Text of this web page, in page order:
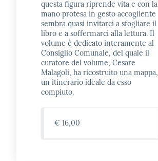
questa figura riprende vita e con la
mano protesa in gesto accogliente
sembra quasi invitarci a sfogliare il
libro e a soffermarci alla lettura. Il
volume è dedicato interamente al
Consiglio Comunale, del quale il
curatore del volume, Cesare
Malagoli, ha ricostruito una mappa,
un itinerario ideale da esso
compiuto.
€ 16,00